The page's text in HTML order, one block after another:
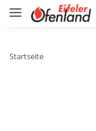
Startseite